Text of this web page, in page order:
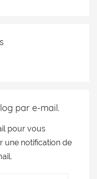
par e-mail.
pour vous
une notification de